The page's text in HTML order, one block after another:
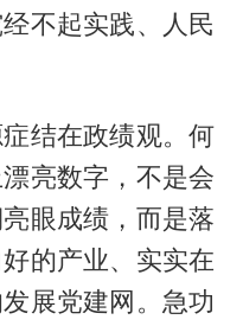
不起实践、人民
结在政绩观。何
亮数字，不是会
眼成绩，而是落
的产业、实实在
展党建网。急功